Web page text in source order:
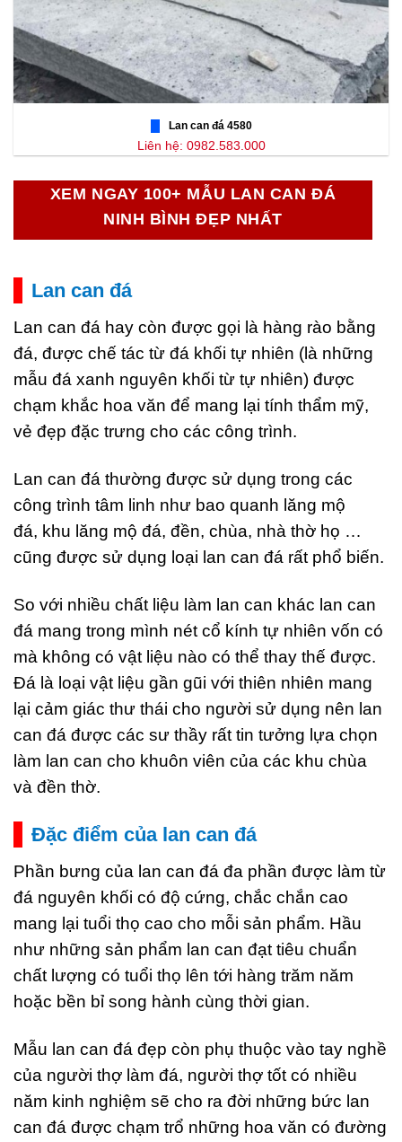
Lan can đá 4580
Liên hệ: 0982.583.000
XEM NGAY 100+ MẪU LAN CAN ĐÁ
NINH BÌNH ĐẸP NHẤT
Lan can đá
Lan can đá hay còn được gọi là hàng rào bằng
đá, được chế tác từ đá khối tự nhiên (là những
mẫu đá xanh nguyên khối từ tự nhiên) được
chạm khắc hoa văn để mang lại tính thẩm mỹ,
vẻ đẹp đặc trưng cho các công trình.
Lan can đá thường được sử dụng trong các
công trình tâm linh như bao quanh lăng mộ
đá, khu lăng mộ đá, đền, chùa, nhà thờ họ …
cũng được sử dụng loại lan can đá rất phổ biến.
So với nhiều chất liệu làm lan can khác lan can
đá mang trong mình nét cổ kính tự nhiên vốn có
mà không có vật liệu nào có thể thay thế được.
Đá là loại vật liệu gần gũi với thiên nhiên mang
lại cảm giác thư thái cho người sử dụng nên lan
can đá được các sư thầy rất tin tưởng lựa chọn
làm lan can cho khuôn viên của các khu chùa
và đền thờ.
Đặc điểm của lan can đá
Phần bưng của lan can đá đa phần được làm từ
đá nguyên khối có độ cứng, chắc chắn cao
mang lại tuổi thọ cao cho mỗi sản phẩm. Hầu
như những sản phẩm lan can đạt tiêu chuẩn
chất lượng có tuổi thọ lên tới hàng trăm năm
hoặc bền bỉ song hành cùng thời gian.
Mẫu lan can đá đẹp còn phụ thuộc vào tay nghề
của người thợ làm đá, người thợ tốt có nhiều
năm kinh nghiệm sẽ cho ra đời những bức lan
can đá được chạm trổ những hoa văn có đường